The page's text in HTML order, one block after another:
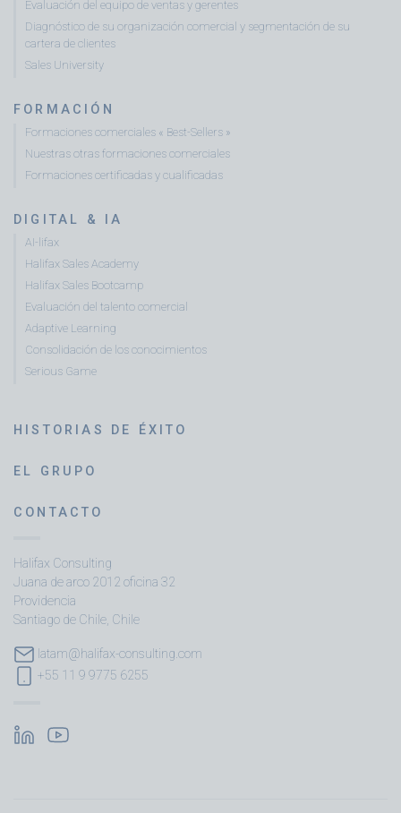
Evaluación del equipo de ventas y gerentes
Diagnóstico de su organización comercial y segmentación de su
cartera de clientes
Sales University
FORMACIÓN
Formaciones comerciales « Best-Sellers »
Nuestras otras formaciones comerciales
Formaciones certificadas y cualificadas
DIGITAL & IA
AI-lifax
Halifax Sales Academy
Halifax Sales Bootcamp
Evaluación del talento comercial
Adaptive Learning
Consolidación de los conocimientos
Serious Game
HISTORIAS DE ÉXITO
EL GRUPO
CONTACTO
Halifax Consulting
Juana de arco 2012 oficina 32
Providencia
Santiago de Chile, Chile
latam@halifax-consulting.com
+55 11 9 9775 6255